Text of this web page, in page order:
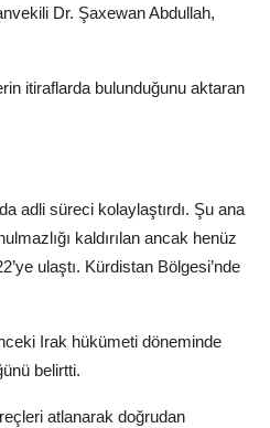
Dr. Şaxewan Abdullah,
itiraflarda bulunduğunu aktaran
adli süreci kolaylaştırdı. Şu ana
kaldırılan ancak henüz
ulaştı. Kürdistan Bölgesi’nde
Irak hükümeti döneminde
belirtti.
atlanarak doğrudan